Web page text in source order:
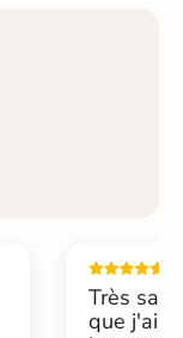
Très
que j'ai